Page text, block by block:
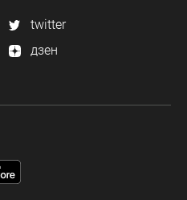
twitter
дзен